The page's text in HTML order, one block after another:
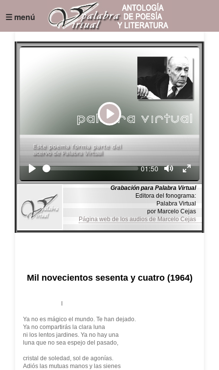
☰ menú
Play
Seek Current
01:50
Grabación para Palabra Virtual
Editora del fonograma:
Palabra Virtual
por Marcelo Cejas
Página web de los audios de Marcelo Cejas
Mil novecientos sesenta y cuatro (1964)
Ya no es mágico el mundo. Te han dejado.
Ya no compartirás la clara luna
ni los lentos jardines. Ya no hay una
luna que no sea espejo del pasado,
cristal de soledad, sol de agonías.
Adiós las mutuas manos y las sienes